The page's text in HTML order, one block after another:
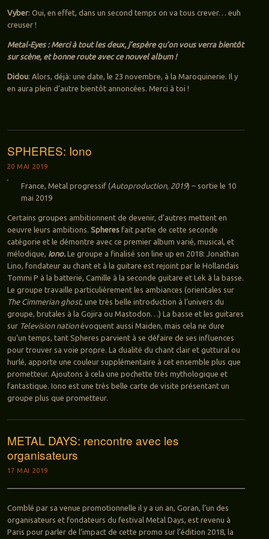
Vyber: Oui, en effet, dans un second temps on va tous crever… euh
creuser !
Metal-Eyes : Merci à tout les deux, j’espère qu’on vous verra bientôt
sur scène, et bonne route avec ce nouvel album !
Didou: Alors, déjà: une date, le 23 novembre, à la Maroquinerie. Il y
en aura plein d’autre bientôt annoncées. Merci à toi !
SPHERES: Iono
20 MAI 2019
France, Metal progressif (Autoproduction, 2019) – sortie le 10
mai 2019
Certains groupes ambitionnent de devenir, d’autres mettent en
oeuvre leurs ambitions. Spheresfait partie de cette seconde
catégorie et le démontre avec ce premier album varié, musical, et
mélodique, Iono.Le groupe a finalisé son line up en 2018: Jonathan
Lino, fondateur au chant et à la guitare est rejoint par le Hollandais
Tommi P à la batterie, Camille à la seconde guitare et Lek à la basse.
Le groupe travaille particulièrement les ambiances (orientales sur
The Cimmerian ghost, une très belle introduction à l’univers du
groupe, brutales à la Gojira ou Mastodon…) La basse et les guitares
sur Television nationévoquent aussi Maiden, mais cela ne dure
qu’un temps, tant Spheres parvient à se défaire de ses influences
pour trouver sa voie propre. La dualité du chant clair et guttural ou
hurlé, apporte une couleur supplémentaire à cet ensemble plus que
prometteur. Ajoutons à cela une pochette très mythologique et
fantastique. Iono est une très belle carte de visite présentant un
groupe plus que prometteur.
METAL DAYS: rencontre avec les
organisateurs
17 MAI 2019
Comblé par sa venue promotionnelle il y a un an, Goran, l’un des
organisateurs et fondateurs du festival Metal Days, est revenu à
Paris pour parler de l’impact de cette promo sur l’édition 2018, la